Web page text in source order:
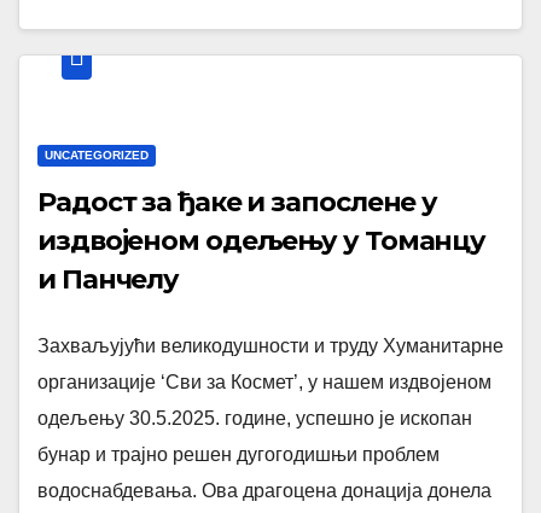
UNCATEGORIZED
Радост за ђаке и запослене у
издвојеном одељењу у Томанцу
и Панчелу
Захваљујући великодушности и труду Хуманитарне
организације ‘Сви за Космет’, у нашем издвојеном
одељењу 30.5.2025. године, успешно је ископан
бунар и трајно решен дугогодишњи проблем
водоснабдевања. Ова драгоцена донација донела